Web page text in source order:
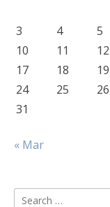
3
4 5
10
11 12
17
18 19
24
25 26
31
« Mar
Search